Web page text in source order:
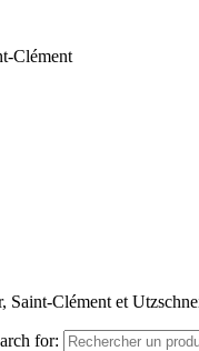
Clément
Clément et
for: